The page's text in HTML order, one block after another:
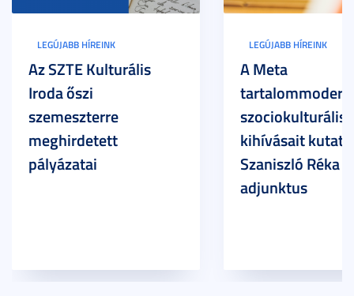
LEGÚJABB HÍREINK
Az SZTE Kulturális
Iroda őszi
szemeszterre
meghirdetett
pályázatai
LEGÚJABB HÍREINK
A Meta
szociokulturális
kihívásait
Szaniszló Réka
adjunktus